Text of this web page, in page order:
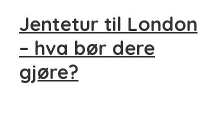
Jentetur til London
– hva bør dere
gjøre?